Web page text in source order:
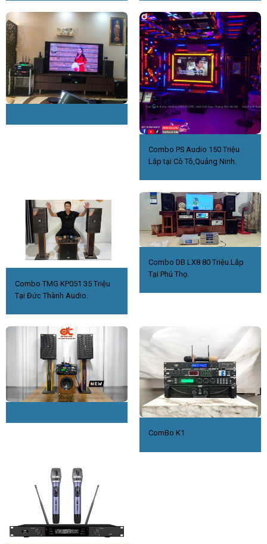
Combo PS Audio 150 Triệu
Lắp tại Cô Tô,Quảng Ninh.
Combo TMG KP051 35 Triệu
Tại Đức Thành Audio.
Combo DB LX8 80 Triệu.Lắp
Tại Phú Thọ.
ComBo K1